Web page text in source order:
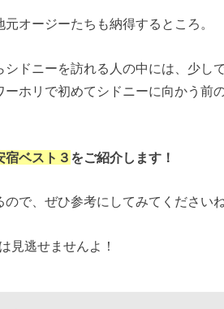
オージーたちも納得するところ。
ドニーを訪れる人の中には、少し
ホリで初めてシドニーに向かう前
宿ベスト３ をご紹介します！
で、ぜひ参考にしてみてくださいね
見逃せませんよ！